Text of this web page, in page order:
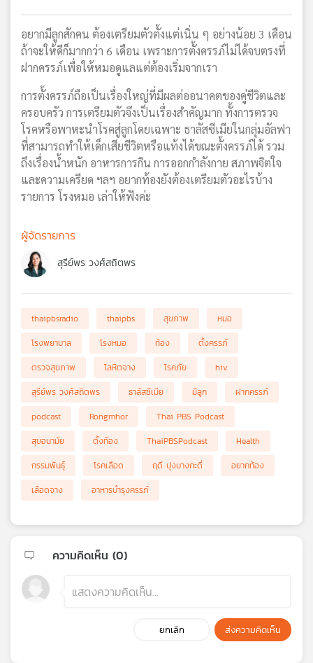
อยากมีลูกสักคน ต้องเตรียมตัวตั้งแต่เนิ่น ๆ อย่างน้อย 3 เดือน
ถ้าจะให้ดีก็มากกว่า 6 เดือน เพราะการตั้งครรภ์ไม่ได้จบตรงที่
ฝากครรภ์เพื่อให้หมอดูแลแต่ต้องเริ่มจากเรา
การตั้งครรภ์ถือเป็นเรื่องใหญ่ที่มีผลต่ออนาคตของคู่ชีวิตและ
ครอบครัว การเตรียมตัวจึงเป็นเรื่องสำคัญมาก ทั้งการตรวจ
โรคหรือพาหะนำโรคสู่ลูกโดยเฉพาะ ธาลัสซีเมียในกลุ่มอัลฟา
ที่สามารถทำให้เด็กเสียชีวิตหรือแท้งได้ขณะตั้งครรภ์ได้ รวม
ถึงเรื่องน้ำหนัก อาหารการกิน การออกกำลังกาย สภาพจิตใจ
และความเครียด ฯลฯ อยากท้องยังต้องเตรียมตัวอะไรบ้าง
รายการ โรงหมอ เล่าให้ฟังค่ะ
ผู้จัดรายการ
สุรีย์พร วงศ์สถิตพร
thaipbsradio thaipbs สุขภาพ
หมอ
โรงพยาบาล
โรงหมอ ท้อง
ตั้งครรภ์
ตรวจสุขภาพ
โลหิตจาง โรคภัย
hiv
สุรีย์พร วงศ์สถิตพร
ธาลัสซีเมีย มีลูก
ฝากครรภ์
podcast
Rongmhor
Thai PBS Podcast
สุขอนามัย
ตั้งท้อง ThaiPBSPodcast
Health
กรรมพันธุ์
โรคเลือด ฤดี ปุงบางกะดี่
อยากท้อง
เลือดจาง
อาหารบำรุงครรภ์
ความคิดเห็น (0)
ยกเลิก ส่งความคิดเห็น